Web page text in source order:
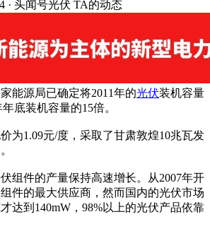
· 头闻号光伏 TA的动态
能源局已确定将2011年的光伏装机容量
底装机容量的15倍。
为1.09元/度，采取了甘肃敦煌10兆瓦发
组件的产量保持高速增长。从2007年开
件的最大供应商，然而国内的光伏市场
达到140mW，98%以上的光伏产品依靠